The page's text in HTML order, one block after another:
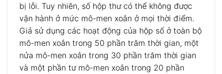
bị lỗi. Tuy nhiên, số hộp thư có thể không được
vận hành ở mức mô-men xoắn ở mọi thời điểm.
Giả sử dụng các hoạt động của hộp số ở toàn bộ
mô-men xoắn trong 50 phần trăm thời gian, một
nửa mô-men xoắn trong 30 phần trăm thời gian
và một phần tư mô-men xoắn trong 20 phần